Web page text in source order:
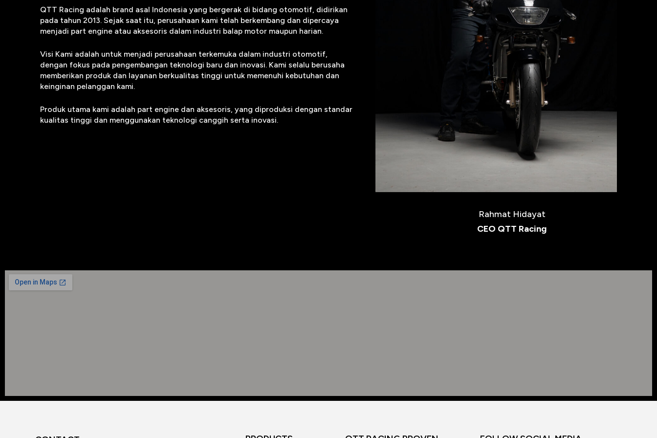
QTT Racing adalah brand asal Indonesia yang bergerak di bidang otomotif, didirikan
pada tahun 2013. Sejak saat itu, perusahaan kami telah berkembang dan dipercaya
menjadi part engine atau aksesoris dalam industri balap motor maupun harian.
Visi Kami adalah untuk menjadi perusahaan terkemuka dalam industri otomotif,
dengan fokus pada pengembangan teknologi baru dan inovasi. Kami selalu berusaha
memberikan produk dan layanan berkualitas tinggi untuk memenuhi kebutuhan dan
keinginan pelanggan kami.
Produk utama kami adalah part engine dan aksesoris, yang diproduksi dengan standar
kualitas tinggi dan menggunakan teknologi canggih serta inovasi.
Rahmat Hidayat
CEO QTT Racing